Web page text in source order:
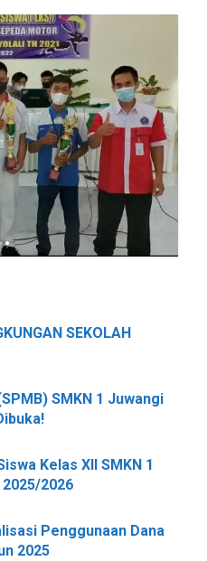
SEKOLAH
SMKN 1 Juwangi
Kelas XII SMKN 1
2026
Penggunaan Dana
2025